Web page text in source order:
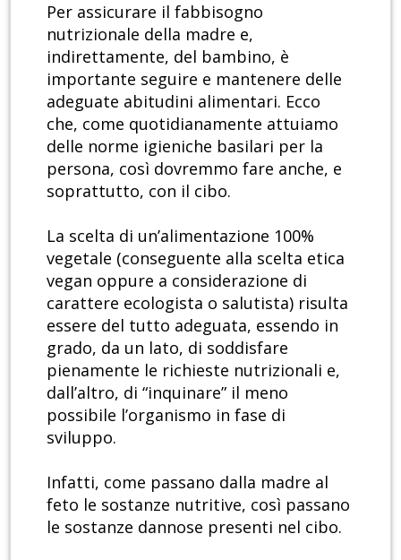
Per assicurare il fabbisogno
nutrizionale della madre e,
indirettamente, del bambino, è
importante seguire e mantenere delle
adeguate abitudini alimentari. Ecco
che, come quotidianamente attuiamo
delle norme igieniche basilari per la
persona, così dovremmo fare anche, e
soprattutto, con il cibo.
La scelta di un’alimentazione 100%
vegetale (conseguente alla scelta etica
vegan oppure a considerazione di
carattere ecologista o salutista) risulta
essere del tutto adeguata, essendo in
grado, da un lato, di soddisfare
pienamente le richieste nutrizionali e,
dall’altro, di “inquinare” il meno
possibile l’organismo in fase di
sviluppo.
Infatti, come passano dalla madre al
feto le sostanze nutritive, così passano
le sostanze dannose presenti nel cibo.